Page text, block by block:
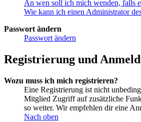
An wen soll ich mich wenden, falls
Wie kann ich einen Administrator
Passwort ändern
Passwort ändern
Registrierung und
Wozu muss ich mich registrieren?
Eine Registrierung ist nicht
Mitglied Zugriff auf zusätzliche
so weiter. Wir empfehlen dir eine
Nach oben